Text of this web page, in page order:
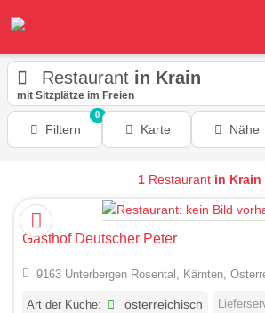
Restaurant in Krain
mit Sitzplätze im Freien
Filtern
0
Karte Nähe
1Restaurant in Krain
Gasthof Deutscher Peter
9163 Unterbergen Rosental, Kärnten,
Art der Küche: österreichisch